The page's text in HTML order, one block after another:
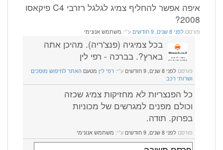
איפה אפשר להחליף צמיג לגלגל רזרבי C4 פיקאסו
2008?
פורסם לפני 8 שנים, 9 חודשים ע"י: משתמש אנונימי
בכל צמיגיה (פנצ'ריה). מהיכן אתה
בארץ?. בברכה - רפי לין
פורסם לפני 8 שנים, 9 חודשים ע"י: רפי לין מטעם האתר לחיפוש מוסכים
ושרותי רכב
כל הפנצריות לא מחזיקות צמיג שכזה
וכולם מפנים למגרשים של מכוניות
בפרוק. תודה.
פורסם לפני 8 שנים, 9 חודשים ע"י: משתמש אנונימי